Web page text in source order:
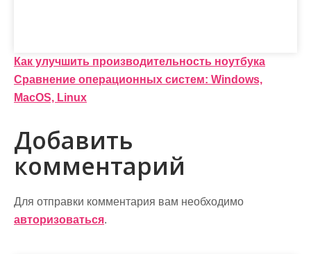
Н
а
и
г
а
ц
Как улучшить производительность ноутбука
Сравнение операционных систем: Windows,
MacOS, Linux
Добавить
комментарий
Для отправки комментария вам необходимо
авторизоваться.